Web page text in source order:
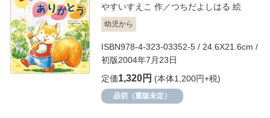
やすいすえこ 作／つちだよしはる 絵
幼児から
ISBN978-4-323-03352-5 / 24.6X21.6cm /
初版2004年7月23日
定価1,320円 (本体1,200円+税)
品切（重版未定）